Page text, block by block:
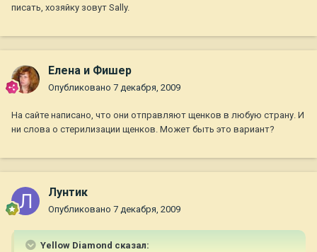
писать, хозяйку зовут Sally.
Елена и Фишер
Опубликовано 7 декабря, 2009
На сайте написано, что они отправляют щенков в любую страну. И
ни слова о стерилизации щенков. Может быть это вариант?
Лунтик
Опубликовано 7 декабря, 2009
Yellow Diamond сказал: